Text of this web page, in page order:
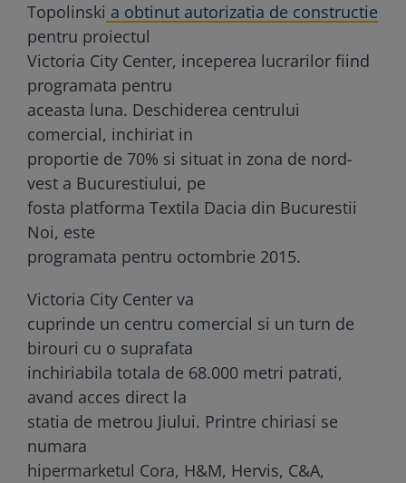
Topolinski a obtinut autorizatia de constructie
pentru proiectul
Victoria City Center, inceperea lucrarilor fiind
programata pentru
aceasta luna. Deschiderea centrului
comercial, inchiriat in
proportie de 70% si situat in zona de nord-
vest a Bucurestiului, pe
fosta platforma Textila Dacia din Bucurestii
Noi, este
programata pentru octombrie 2015.
Victoria City Center va
cuprinde un centru comercial si un turn de
birouri cu o suprafata
inchiriabila totala de 68.000 metri patrati,
avand acces direct la
statia de metrou Jiului. Printre chiriasi se
numara
hipermarketul Cora, H&M, Hervis, C&A,